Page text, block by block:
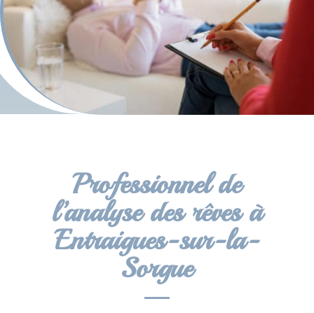
Professionnel de
l’analyse des rêves à
Entraigues-sur-la-
Sorgue